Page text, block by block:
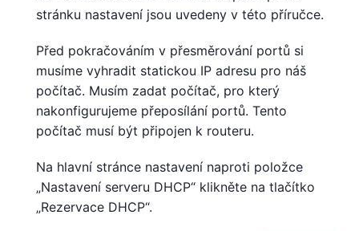
stránku nastavení jsou uvedeny v této příručce.
Před pokračováním v přesměrování portů si
musíme vyhradit statickou IP adresu pro náš
počítač. Musím zadat počítač, pro který
nakonfigurujeme přeposílání portů. Tento
počítač musí být připojen k routeru.
Na hlavní stránce nastavení naproti položce
„Nastavení serveru DHCP“ klikněte na tlačítko
„Rezervace DHCP“.